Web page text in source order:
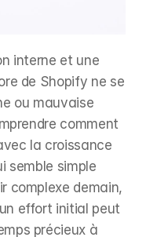
interne et une
de Shopify ne se
ou mauvaise
comment
la croissance
semble simple
complexe demain,
effort initial peut
précieux à